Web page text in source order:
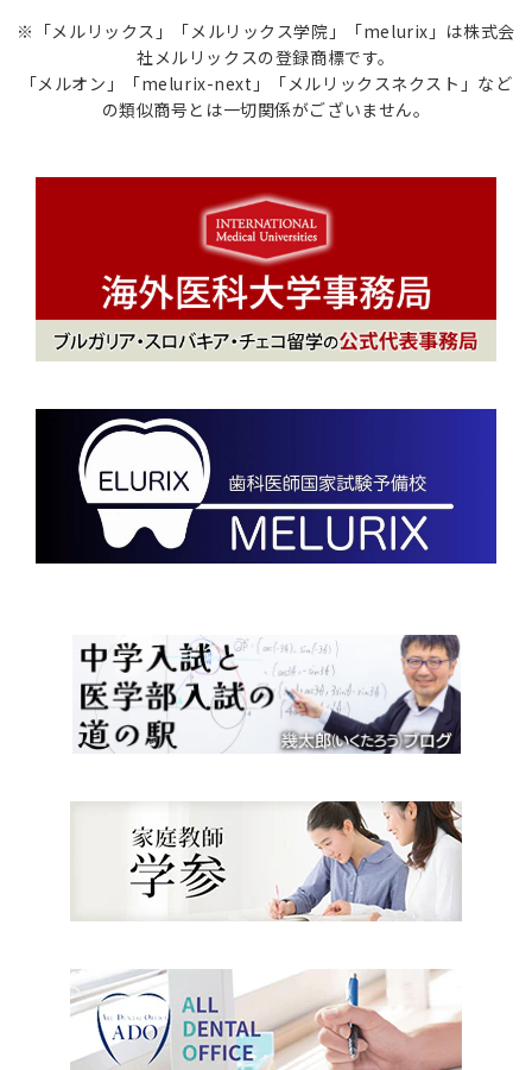
※「メルリックス」「メルリックス学院」「melurix」は株式会
社メルリックスの登録商標です。
「メルオン」「melurix-next」「メルリックスネクスト」など
の類似商号とは一切関係がございません。